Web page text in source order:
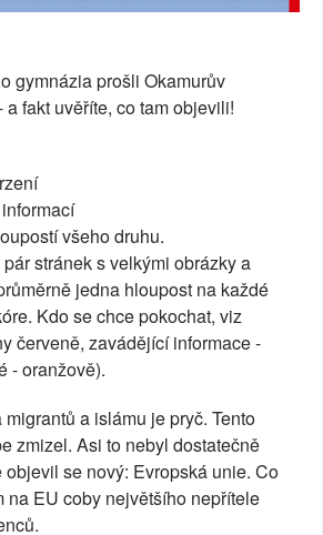
gymnázia prošli Okamurův
fakt uvěříte, co tam objevili!
všeho druhu.
stránek s velkými obrázky a
jedna hloupost na každé
Kdo se chce pokochat, viz
červeně, zavádějící informace -
- oranžově).
a islámu je pryč. Tento
zmizel. Asi to nebyl dostatečně
se nový: Evropská unie. Co
na EU coby největšího nepřítele